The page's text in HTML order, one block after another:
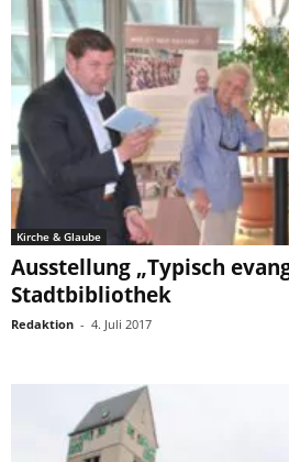
Kirche & Glaube
Ausstellung „Typisch
Stadtbibliothek
Redaktion - 4. Juli 2017